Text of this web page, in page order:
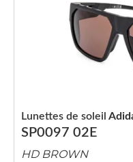
SP0097 02E
Lunettes de soleil
HD BROWN